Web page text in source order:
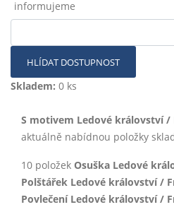
informujeme
HLÍDAT DOSTUPNOST
Skladem: 0 ks
S motivem Ledové království /
aktuálně nabídnou položky
10 položek Osuška Ledové
Polštářek Ledové království /
Povlečení Ledové království /